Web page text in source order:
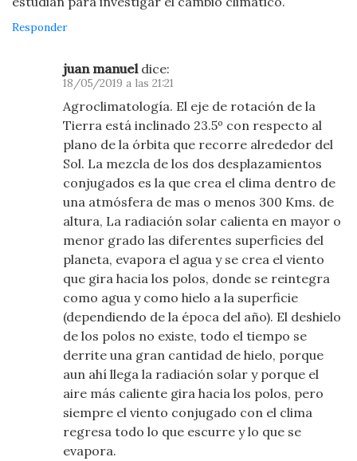
Responder
juan manuel dice:
18/05/2019 a las 21:21
Agroclimatología. El eje de rotación de la
Tierra está inclinado 23.5º con respecto al
plano de la órbita que recorre alrededor del
Sol. La mezcla de los dos desplazamientos
conjugados es la que crea el clima dentro de
una atmósfera de mas o menos 300 Kms. de
altura, La radiación solar calienta en mayor o
menor grado las diferentes superficies del
planeta, evapora el agua y se crea el viento
que gira hacia los polos, donde se reintegra
como agua y como hielo a la superficie
(dependiendo de la época del año). El deshielo
de los polos no existe, todo el tiempo se
derrite una gran cantidad de hielo, porque
aun ahí llega la radiación solar y porque el
aire más caliente gira hacia los polos, pero
siempre el viento conjugado con el clima
regresa todo lo que escurre y lo que se
evapora.